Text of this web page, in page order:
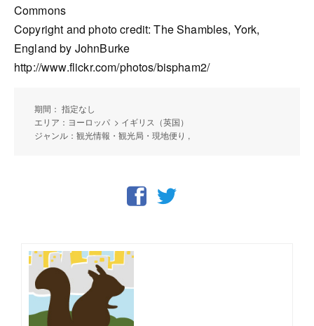
Commons
Copyright and photo credit: The Shambles, York,
England by JohnBurke
http://www.flickr.com/photos/bispham2/
期間： 指定なし
エリア：ヨーロッパ > イギリス（英国）
ジャンル：観光情報・観光局・現地便り ,